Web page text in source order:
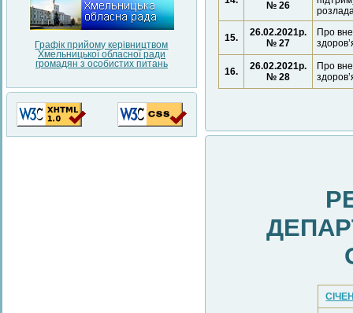
Графік прийому керівництвом
Хмельницької обласної ради
громадян з особистих питань
№ 26
15.
26.02.2021р.
№ 27
Про
16.
26.02.2021р.
№ 28
Про